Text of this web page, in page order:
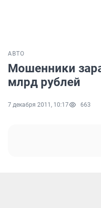
АВТО
Мошенники
млрд рублей
7 декабря 2011, 10:17 663